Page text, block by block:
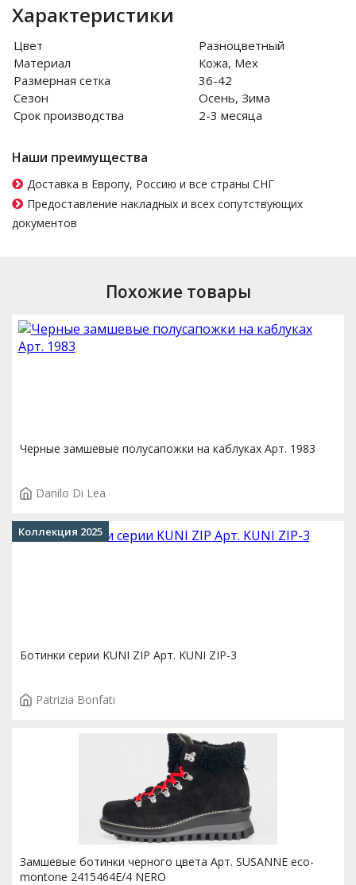
Характеристики
Цвет
Разноцветный
Материал
Кожа, Мех
Размерная сетка
36-42
Сезон
Осень, Зима
Срок производства
2-3 месяца
Наши преимущества
Доставка в Европу, Россию и все страны СНГ
Предоставление накладных и всех сопутствующих
документов
Похожие товары
Черные замшевые полусапожки на каблуках Арт. 1983
Danilo Di Lea
Ботинки серии KUNI ZIP Арт. KUNI ZIP-3
Patrizia Bonfati
Коллекция 2025
Замшевые ботинки черного цвета Арт. SUSANNE eco-
montone 2415464E/4 NERO